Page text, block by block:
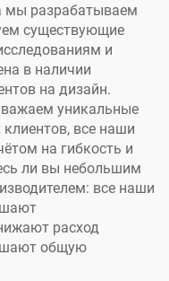
мы разрабатываем
существующие
и
в наличии
на дизайн.
уникальные
все наши
на гибкость и
ли вы небольшим
все наши
расход
общую